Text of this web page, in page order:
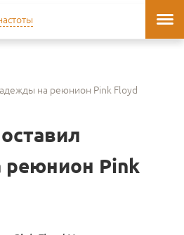
на реюнион Pink Floyd
Pink